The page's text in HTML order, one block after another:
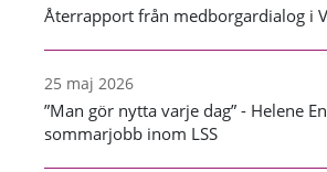
Återrapport från medborgardialog i
25 maj 2026
”Man gör nytta varje dag” - Helene
sommarjobb inom LSS